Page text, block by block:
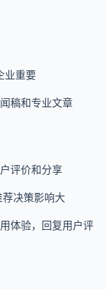
业重要
稿和专业文章
评价和分享
决策影响大
体验，回复用户评